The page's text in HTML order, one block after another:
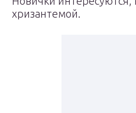
хризантемой.